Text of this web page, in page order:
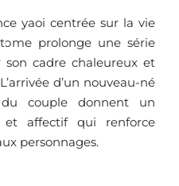
yaoi centrée sur la vie
prolonge une série
son cadre chaleureux et
d’un nouveau-né
couple donnent un
et affectif qui renforce
personnages.